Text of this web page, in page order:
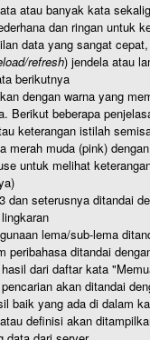
atau banyak kata
dan ringan untuk
data yang sangat
refresh) jendela atau
berikutnya
dengan warna yang
Berikut beberapa
keterangan istilah
merah muda (pink)
untuk melihat
dan seterusnya ditandai
lema/sub-lema
peribahasa ditandai
dari daftar kata
akan ditandai
baik yang ada di dalam
definisi akan